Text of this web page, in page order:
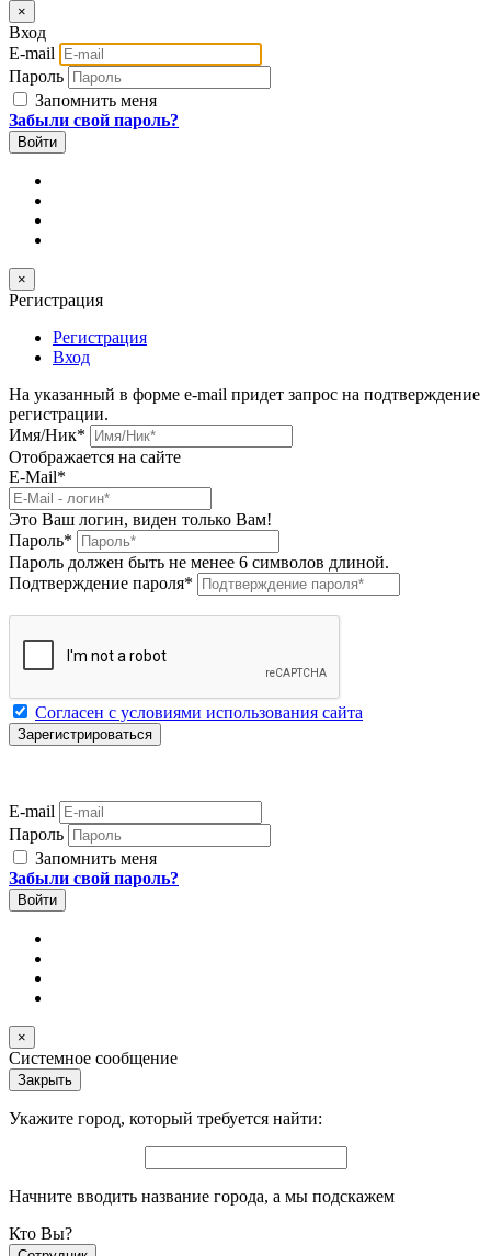
×
Вход
E-mail
Пароль
Запомнить меня
Забыли свой пароль?
×
Регистрация
Регистрация
Вход
На указанный в форме e-mail придет запрос на подтверждение
регистрации.
Имя/Ник*
Отображается на сайте
E-Mail*
Это Ваш логин, виден только Вам!
Пароль*
Пароль должен быть не менее 6 символов длиной.
Подтверждение пароля*
Согласен с условиями использования сайта
E-mail
Пароль
Запомнить меня
Забыли свой пароль?
×
Системное сообщение
Закрыть
Укажите город, который требуется найти:
Начните вводить название города, а мы подскажем
Кто Вы?